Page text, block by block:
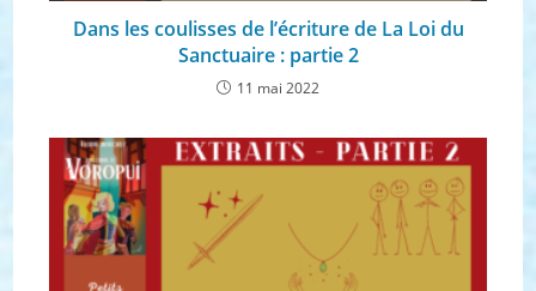
Dans les coulisses de l’écriture de La Loi du
Sanctuaire : partie 2
11 mai 2022